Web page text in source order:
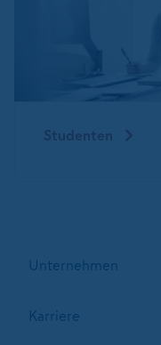
Studenten
Unternehmen
Karriere